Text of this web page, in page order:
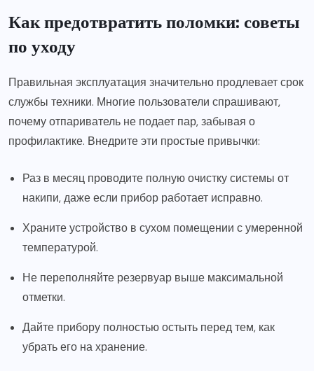
Как предотвратить поломки: советы
по уходу
Правильная эксплуатация значительно продлевает срок
службы техники. Многие пользователи спрашивают,
почему отпариватель не подает пар, забывая о
профилактике. Внедрите эти простые привычки:
Раз в месяц проводите полную очистку системы от
накипи, даже если прибор работает исправно.
Храните устройство в сухом помещении с умеренной
температурой.
Не переполняйте резервуар выше максимальной
отметки.
Дайте прибору полностью остыть перед тем, как
убрать его на хранение.